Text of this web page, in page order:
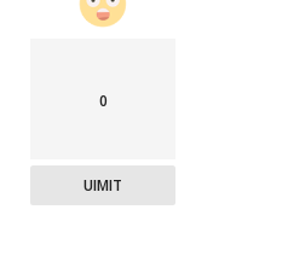
0
UIMIT